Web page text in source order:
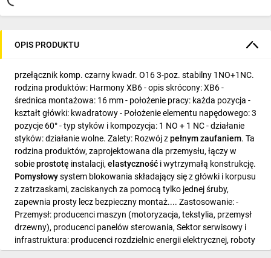
OPIS PRODUKTU
przełącznik komp. czarny kwadr. O16 3-poz. stabilny 1NO+1NC.
rodzina produktów: Harmony XB6 - opis skrócony: XB6 -
średnica montażowa: 16 mm - położenie pracy: każda pozycja -
kształt główki: kwadratowy - Położenie elementu napędowego: 3
pozycje 60° - typ styków i kompozycja: 1 NO + 1 NC - działanie
styków: działanie wolne. Zalety: Rozwój zpełnym zaufaniem. Ta
rodzina produktów, zaprojektowana dla przemysłu, łączy w
sobieprostotę instalacji, elastyczność i wytrzymałą konstrukcję.
Pomysłowysystem blokowania składający się z główki i korpusu
z zatrzaskami, zaciskanych za pomocą tylko jednej śruby,
zapewnia prosty lecz bezpieczny montaż.... Zastosowanie: -
Przemysł: producenci maszyn (motoryzacja, tekstylia, przemysł
drzewny), producenci panelów sterowania, Sektor serwisowy i
infrastruktura: producenci rozdzielnic energii elektrycznej, roboty
publiczne, budownictwo, lotniska..